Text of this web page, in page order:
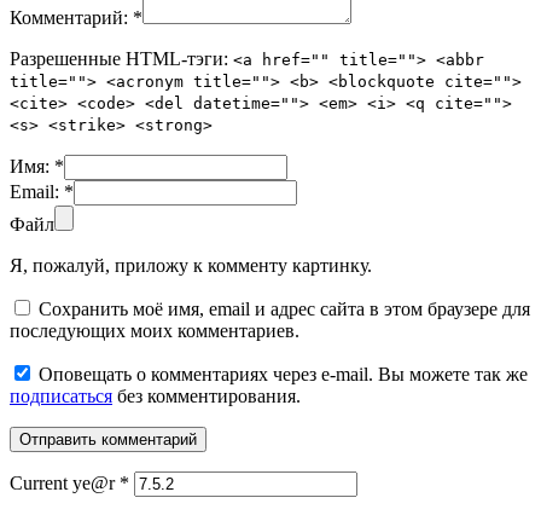
Комментарий: *
Разрешенные HTML-тэги: <a href="" title=""> <abbr
title=""> <acronym title=""> <b> <blockquote cite="">
<cite> <code> <del datetime=""> <em> <i> <q cite="">
<s> <strike> <strong>
Имя: *
Email: *
Файл
Я, пожалуй, приложу к комменту картинку.
Сохранить моё имя, email и адрес сайта в этом браузере для
последующих моих комментариев.
Оповещать о комментариях через e-mail. Вы можете так же
подписаться без комментирования.
Current ye@r *